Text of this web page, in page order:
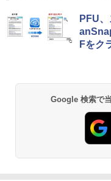
PFU
Fをク
Google 検索で